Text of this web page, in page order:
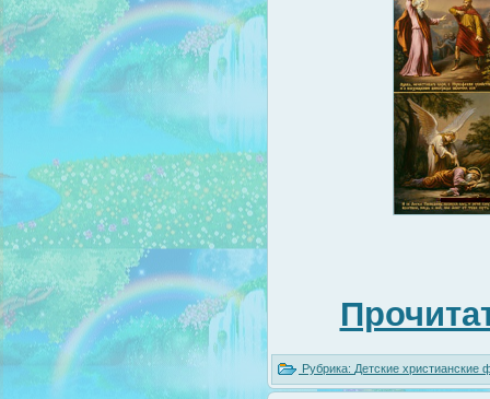
Рубрика: Детские христианские